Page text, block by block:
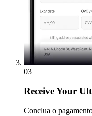
03
ReceiveYour
Conclua o